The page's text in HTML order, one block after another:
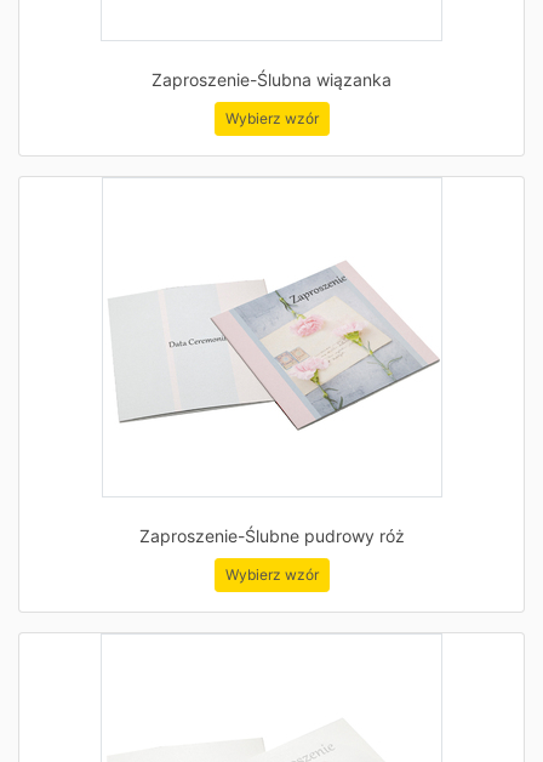
Zaproszenie-Ślubna wiązanka
Wybierz wzór
Zaproszenie-Ślubne pudrowy róż
Wybierz wzór